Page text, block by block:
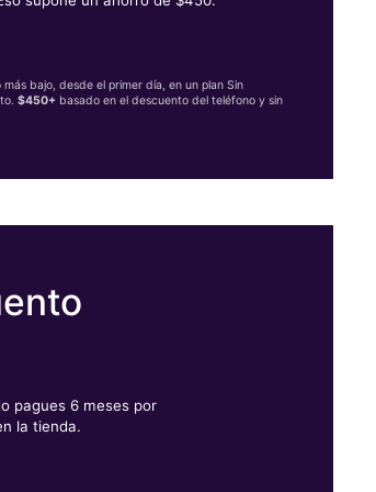
bajo, desde el primer día, en un plan Sin
$450+basado en el descuento del teléfono y sin
pagues 6 meses por
la tienda.